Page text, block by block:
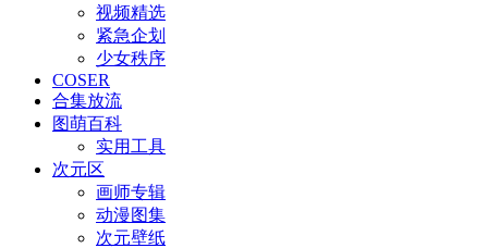
视频精选
紧急企划
少女秩序
COSER
合集放流
图萌百科
实用工具
次元区
画师专辑
动漫图集
次元壁纸